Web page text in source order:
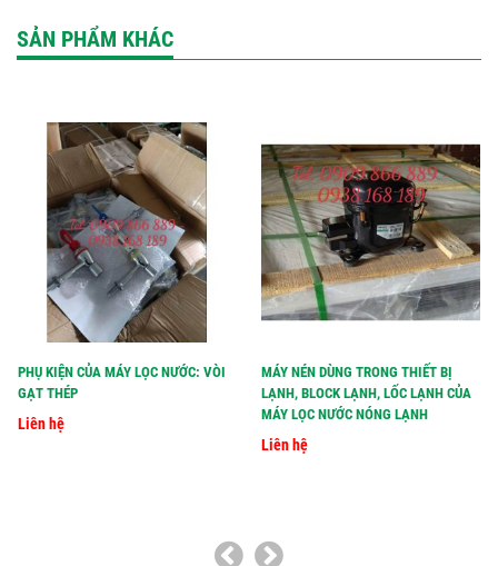
SẢN PHẨM KHÁC
PHỤ KIỆN CỦA MÁY LỌC NƯỚC: VÒI
GẠT THÉP
Liên hệ
MÁY NÉN DÙNG TRONG THIẾT BỊ
LẠNH, BLOCK LẠNH, LỐC LẠNH CỦA
MÁY LỌC NƯỚC NÓNG LẠNH
Liên hệ